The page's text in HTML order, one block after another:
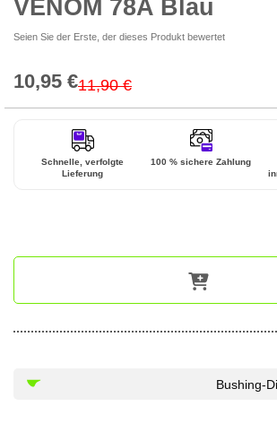
VENOM 78A Blau
Seien Sie der Erste, der dieses Produkt bewertet
Special
10,95 €11,90 €
Schnelle, verfolgte
Lieferung
100 % sichere Zahlung
Bushing-